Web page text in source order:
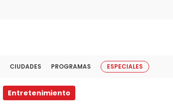
CIUDADES PROGRAMAS ESPECIALES
Entretenimiento